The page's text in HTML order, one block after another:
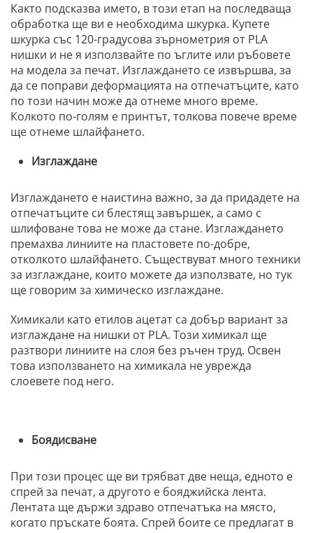
Както подсказва името, в този етап на последваща
обработка ще ви е необходима шкурка. Купете
шкурка със 120-градусова зърнометрия от PLA
нишки и не я използвайте по ъглите или ръбовете
на модела за печат. Изглаждането се извършва, за
да се поправи деформацията на отпечатъците, като
по този начин може да отнеме много време.
Колкото по-голям е принтът, толкова повече време
ще отнеме шлайфането.
Изглаждане
Изглаждането е наистина важно, за да придадете на
отпечатъците си блестящ завършек, а само с
шлифоване това не може да стане. Изглаждането
премахва линиите на пластовете по-добре,
отколкото шлайфането. Съществуват много техники
за изглаждане, които можете да използвате, но тук
ще говорим за химическо изглаждане.
Химикали като етилов ацетат са добър вариант за
изглаждане на нишки от PLA. Този химикал ще
разтвори линиите на слоя без ръчен труд. Освен
това използването на химикала не уврежда
слоевете под него.
Боядисване
При този процес ще ви трябват две неща, едното е
спрей за печат, а другото е бояджийска лента.
Лентата ще държи здраво отпечатъка на място,
когато пръскате боята. Спрей боите се предлагат в